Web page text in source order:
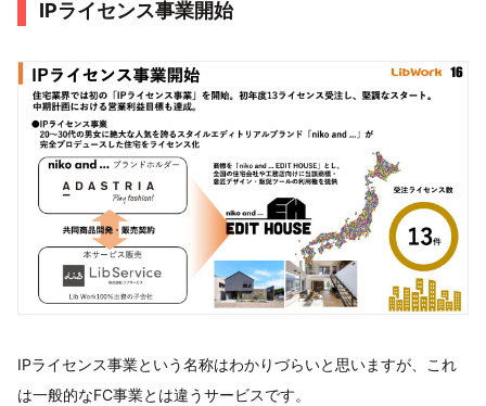
IPライセンス事業開始
IPライセンス事業という名称はわかりづらいと思いますが、これ
は一般的なFC事業とは違うサービスです。